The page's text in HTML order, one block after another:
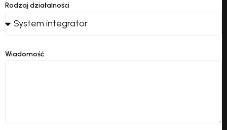
Rodzaj działalności
Wiadomość